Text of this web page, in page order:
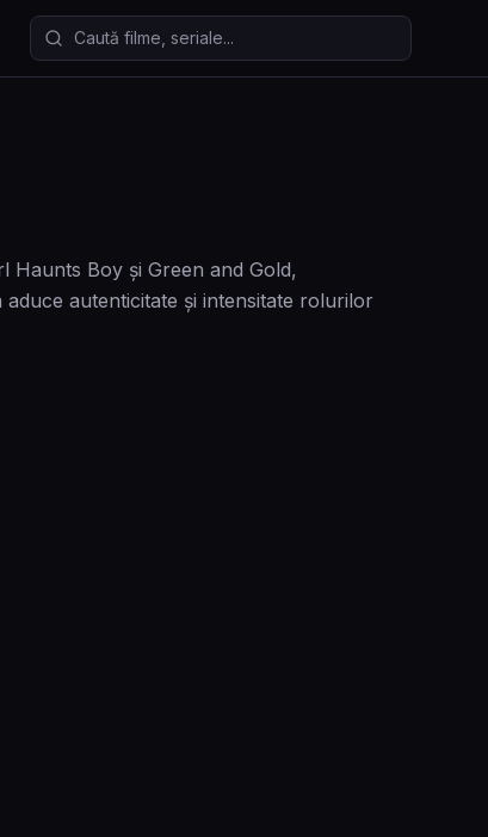
Caută filme și seriale
Haunts Boy și Green and Gold,
autenticitate și intensitate rolurilor